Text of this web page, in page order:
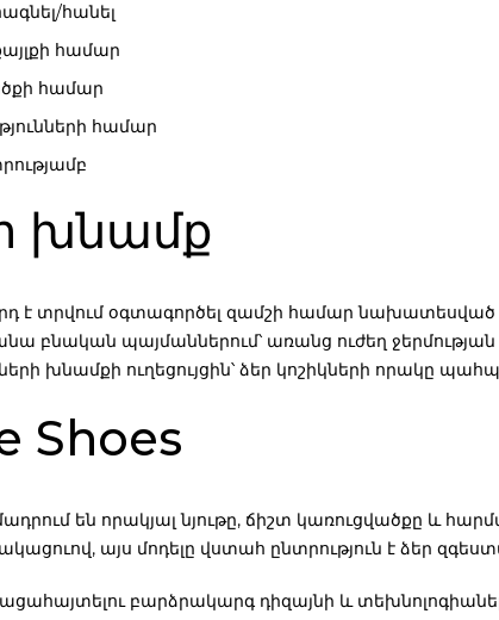
հանել
համար
համար
համար
խնամք
է տրվում օգտագործել զամշի համար
բնական պայմաններում՝ առանց ուժեղ ջերմության
խնամքի ուղեցույցին՝ ձեր կոշիկների որակը
Shoes
են որակյալ նյութը, ճիշտ կառուցվածքը և
այս մոդելը վստահ ընտրություն է ձեր
բարձրակարգ դիզայնի և